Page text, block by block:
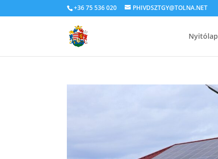
+36 75 536 020 PHIVDSZTGY@TOLNA.NET
Nyitólap